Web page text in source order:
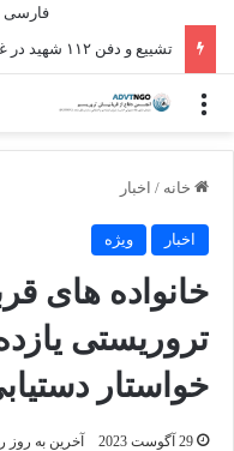
فارسی
تشییع و دفن ۱۱۲ شهید در غزه پس از سه سال
منو
خانه / اخبار
اخبار ویژه
خانواده های
تروریستی
خواستار
29 آگوست 2023 آخرین به روز رسانی: 29